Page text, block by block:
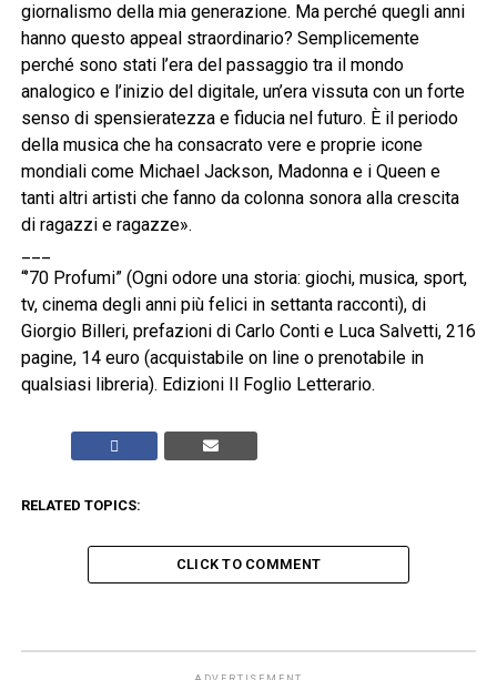
giornalismo della mia generazione. Ma perché quegli anni
hanno questo appeal straordinario? Semplicemente
perché sono stati l’era del passaggio tra il mondo
analogico e l’inizio del digitale, un’era vissuta con un forte
senso di spensieratezza e fiducia nel futuro. È il periodo
della musica che ha consacrato vere e proprie icone
mondiali come Michael Jackson, Madonna e i Queen e
tanti altri artisti che fanno da colonna sonora alla crescita
di ragazzi e ragazze».
“’70 Profumi” (Ogni odore una storia: giochi, musica, sport,
tv, cinema degli anni più felici in settanta racconti), di
Giorgio Billeri, prefazioni di Carlo Conti e Luca Salvetti, 216
pagine, 14 euro (acquistabile on line o prenotabile in
qualsiasi libreria). Edizioni Il Foglio Letterario.
RELATED TOPICS:
CLICK TO COMMENT